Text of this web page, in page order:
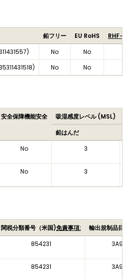
鉛フリー EU RoHS
RHFイン
) No
No
) No No
安全保障機能安全 吸湿感度レベル (MSL)
鉛はんだ
No 3
No 3
関税分類番号（米国)免責事項:
輸出規制品目番
854231 3A991A2
854231 3A991A2